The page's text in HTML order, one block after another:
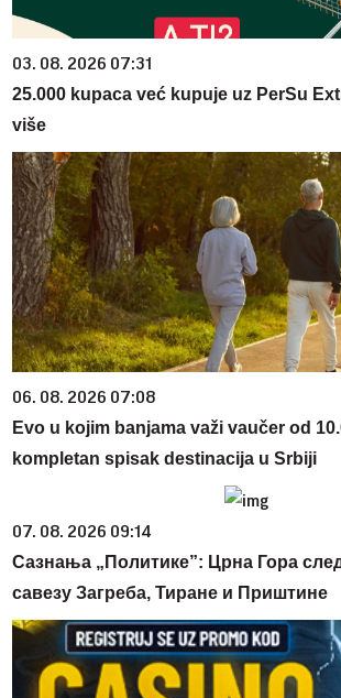
03. 08. 2026 07:31
25.000 kupaca već kupuje uz PerSu
više
06. 08. 2026 07:08
Evo u kojim banjama važi vaučer od
kompletan spisak destinacija u Srbiji
07. 08. 2026 09:14
Сазнања „Политике”: Црна Гора
савезу Загреба, Тиране и Приштине